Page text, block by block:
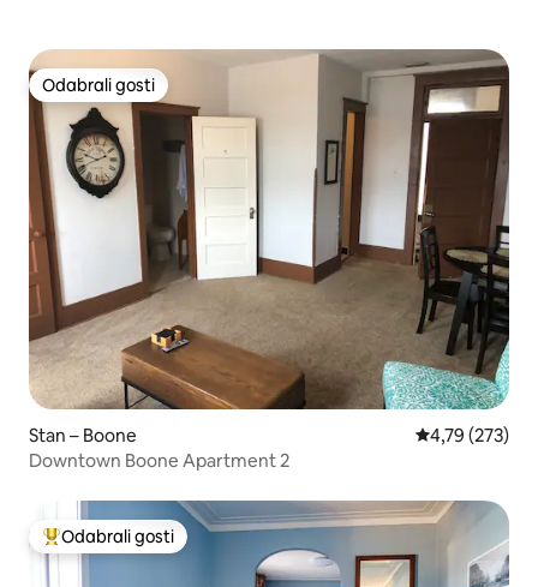
Odabrali gosti
Odabrali gosti
Stan – Boone Prosječna
4,79 (273)
Downtown Boone Apartment 2
Među najviše rangiranima s oznakom „Odabrali gosti”
Odabrali gosti